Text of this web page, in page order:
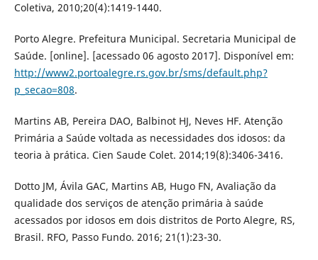
Coletiva, 2010;20(4):1419-1440.
Porto Alegre. Prefeitura Municipal. Secretaria Municipal de
Saúde. [online]. [acessado 06 agosto 2017]. Disponível em:
http://www2.portoalegre.rs.gov.br/sms/default.php?
p_secao=808.
Martins AB, Pereira DAO, Balbinot HJ, Neves HF. Atenção
Primária a Saúde voltada as necessidades dos idosos: da
teoria à prática. Cien Saude Colet. 2014;19(8):3406-3416.
Dotto JM, Ávila GAC, Martins AB, Hugo FN, Avaliação da
qualidade dos serviços de atenção primária à saúde
acessados por idosos em dois distritos de Porto Alegre, RS,
Brasil. RFO, Passo Fundo. 2016; 21(1):23-30.